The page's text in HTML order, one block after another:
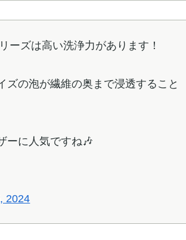
ーズは高い洗浄力があります！
ズの泡が繊維の奥まで浸透すること
ーに人気ですね🎶
2024